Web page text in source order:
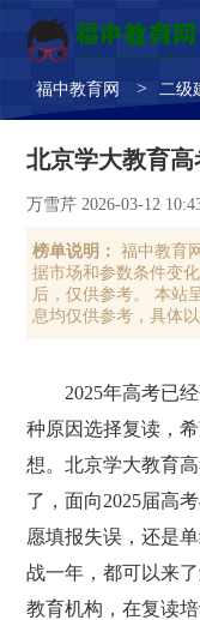
福中教育网 > 二级
北京学大教育
万雪芹 2026-03-12
榜单说明：
福中教育
据市场和参数条件变
后，仅供参考。 本站
息均仅供参考，具体
2025年高考已
种原因选择复读，
想。北京学大教育
了，面向2025届高
愿填报失误，还是
战一年，都可以来
教育机构，在复读